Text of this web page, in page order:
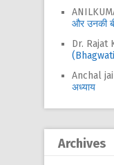
और उनकी
Dr. Rajat
(Bhagwati
Anchal
अध्याय
Archives